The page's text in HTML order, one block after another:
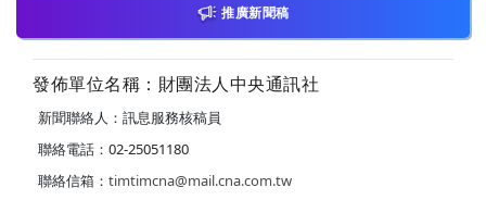
推廣新聞稿
發佈單位名稱：財團法人中央通訊社
新聞聯絡人：訊息服務核稿員
聯絡電話：02-25051180
聯絡信箱： timtimcna@mail.cna.com.tw